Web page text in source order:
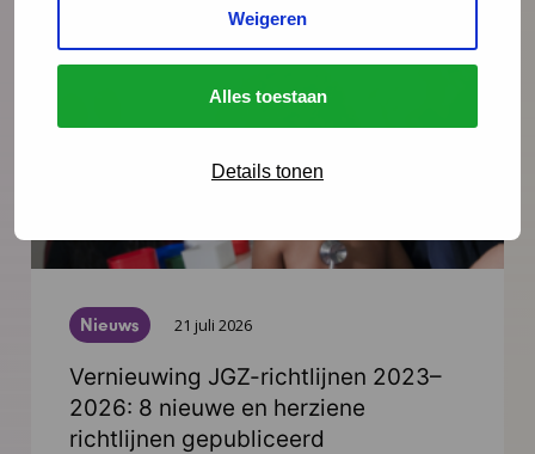
Weigeren
Alles toestaan
Details tonen
Nieuws 21 juli 2026
Vernieuwing JGZ-richtlijnen 2023–
2026: 8 nieuwe en herziene
richtlijnen gepubliceerd